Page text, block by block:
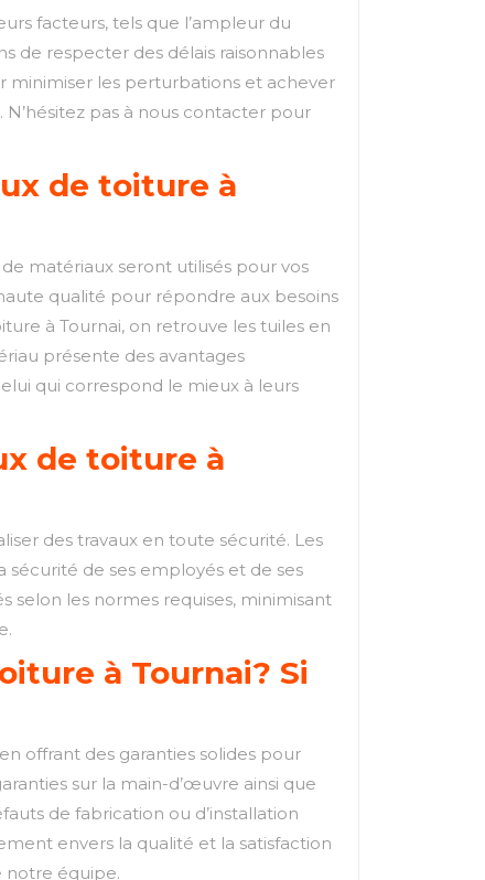
facteurs, tels que l’ampleur du
de respecter des délais raisonnables
minimiser les perturbations et achever
pas à nous contacter pour
de toiture à
matériaux seront utilisés pour vos
qualité pour répondre aux besoins
à Tournai, on retrouve les tuiles en
présente des avantages
qui correspond le mieux à leurs
de toiture à
des travaux en toute sécurité. Les
sécurité de ses employés et de ses
selon les normes requises, minimisant
à Tournai? Si
offrant des garanties solides pour
sur la main-d’œuvre ainsi que
de fabrication ou d’installation
envers la qualité et la satisfaction
notre équipe.